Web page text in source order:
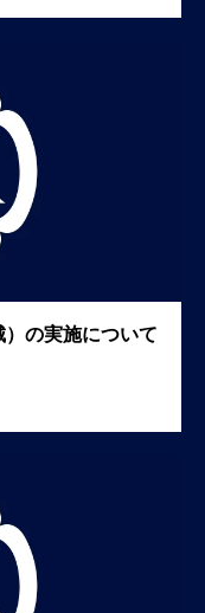
の実施について